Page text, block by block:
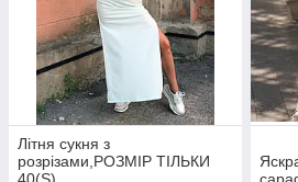
Літня сукня з
розрізами,РОЗМІР ТІЛЬКИ